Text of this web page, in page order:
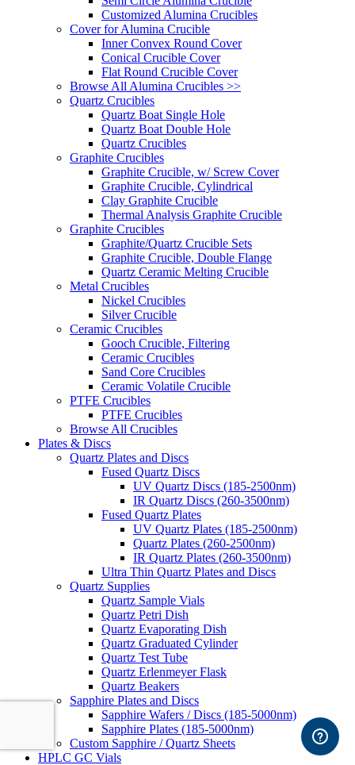
Customized Alumina Crucibles
Cover for Alumina Crucible
Inner Convex Round Cover
Conical Crucible Cover
Flat Round Crucible Cover
Browse All Alumina Crucibles >>
Quartz Crucibles
Quartz Boat Single Hole
Quartz Boat Double Hole
Quartz Crucibles
Graphite Crucibles
Graphite Crucible, w/ Screw Cover
Graphite Crucible, Cylindrical
Clay Graphite Crucible
Thermal Analysis Graphite Crucible
Graphite Crucibles
Graphite/Quartz Crucible Sets
Graphite Crucible, Double Flange
Quartz Ceramic Melting Crucible
Metal Crucibles
Nickel Crucibles
Silver Crucible
Ceramic Crucibles
Gooch Crucible, Filtering
Ceramic Crucibles
Sand Core Crucibles
Ceramic Volatile Crucible
PTFE Crucibles
PTFE Crucibles
Browse All Crucibles
Plates & Discs
Quartz Plates and Discs
Fused Quartz Discs
UV Quartz Discs (185-2500nm)
IR Quartz Discs (260-3500nm)
Fused Quartz Plates
UV Quartz Plates (185-2500nm)
Quartz Plates (260-2500nm)
IR Quartz Plates (260-3500nm)
Ultra Thin Quartz Plates and Discs
Quartz Supplies
Quartz Sample Vials
Quartz Petri Dish
Quartz Evaporating Dish
Quartz Graduated Cylinder
Quartz Test Tube
Quartz Erlenmeyer Flask
Quartz Beakers
Sapphire Plates and Discs
Sapphire Wafers / Discs (185-5000nm)
Sapphire Plates (185-5000nm)
Custom Sapphire / Quartz Sheets
HPLC GC Vials